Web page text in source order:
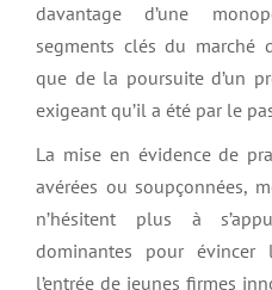
davantage d’une
segments clés du marché
que de la poursuite d’un
exigeant qu’il a été par le
La mise en évidence de
avérées ou soupçonnées,
n’hésitent plus à
dominantes pour évincer
l’entrée de jeunes firmes